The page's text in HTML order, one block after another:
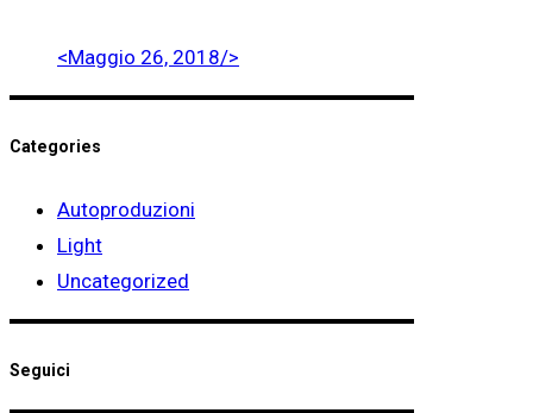
<Maggio 26, 2018/>
Categories
Autoproduzioni
Light
Uncategorized
Seguici